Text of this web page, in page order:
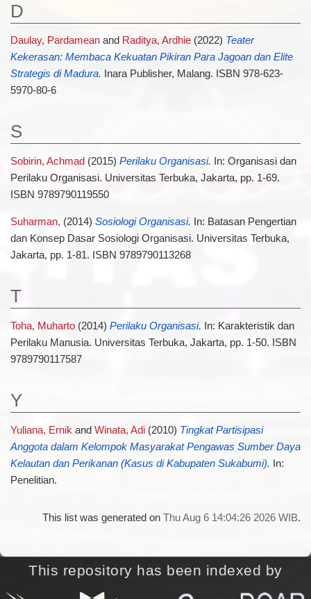
D
Daulay, Pardameanand Raditya, Ardhie(2022) Teater
Kekerasan: Membaca Kekuatan Pikiran Para Jagoan dan Elite
Strategis di Madura. Inara Publisher, Malang. ISBN 978-623-
5970-80-6
S
Sobirin, Achmad (2015) Perilaku Organisasi. In: Organisasi dan
Perilaku Organisasi. Universitas Terbuka, Jakarta, pp. 1-69.
ISBN 9789790119550
Suharman, (2014) Sosiologi Organisasi. In: Batasan Pengertian
dan Konsep Dasar Sosiologi Organisasi. Universitas Terbuka,
Jakarta, pp. 1-81. ISBN 9789790113268
T
Toha, Muharto(2014) Perilaku Organisasi. In: Karakteristik dan
Perilaku Manusia. Universitas Terbuka, Jakarta, pp. 1-50. ISBN
9789790117587
Y
Yuliana, Ernik and Winata, Adi(2010) Tingkat Partisipasi
Anggota dalam Kelompok Masyarakat Pengawas Sumber Daya
Kelautan dan Perikanan (Kasus di Kabupaten Sukabumi). In:
Penelitian.
This list was generated onThu Aug 6 14:04:26 2026 WIB.
This repository has been indexed by